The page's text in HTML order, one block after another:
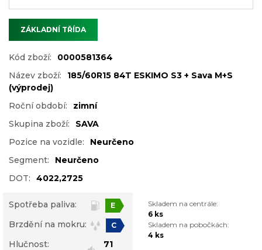
ZÁKLADNÍ TŘÍDA
Kód zboží:
0000581364
Název zboží:
185/60R15 84T ESKIMO S3 + Sava M+S
(výprodej)
Roční období:
zimní
Skupina zboží:
SAVA
Pozice na vozidle:
Neurčeno
Segment:
Neurčeno
DOT:
4022,2725
Spotřeba paliva: E
Brzdění na mokru: C
Hlučnost:
71
Skladem na centrále:
6 ks
Skladem na pobočkách:
4 ks